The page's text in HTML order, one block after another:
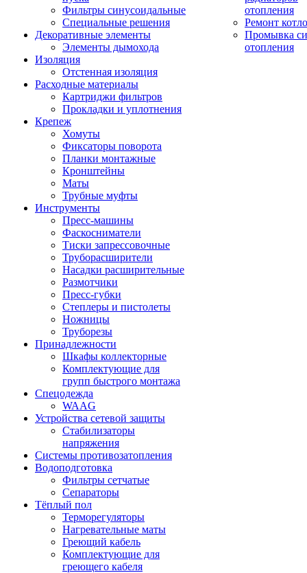
Фильтры синусоидальные
Специальные решения
Декоративные элементы
Элементы дымохода
Изоляция
Отстенная изоляция
Расходные материалы
Картриджи фильтров
Прокладки и уплотнения
Крепеж
Хомуты
Фиксаторы поворота
Планки монтажные
Кронштейны
Маты
Трубные муфты
Инструменты
Пресс-машины
Фаскосниматели
Тиски запрессовочные
Труборасширители
Насадки расширительные
Размотчики
Пресс-губки
Степлеры и пистолеты
Ножницы
Труборезы
Принадлежности
Шкафы коллекторные
Комплектующие для
групп быстрого монтажа
Спецодежда
WAAG
Устройства сетевой защиты
Стабилизаторы
напряжения
Системы противозатопления
Водоподготовка
Фильтры сетчатые
Сепараторы
Тёплый пол
Терморегуляторы
Нагревательные маты
Греющий кабель
Комплектующие для
греющего кабеля
отопления
Ремонт
Промывка
отопления